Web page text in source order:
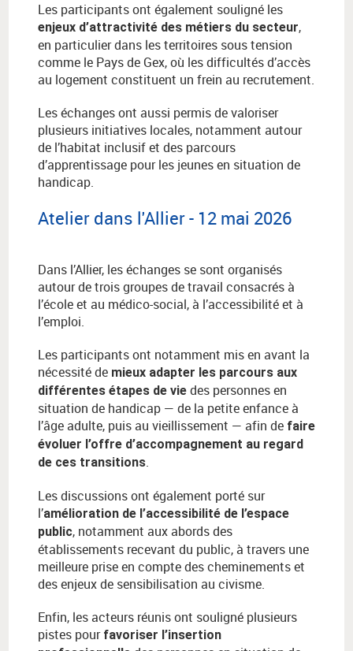
Les participants ont également souligné les
enjeux d’attractivité des métiers du secteur,
en particulier dans les territoires sous tension
comme le Pays de Gex, où les difficultés d’accès
au logement constituent un frein au recrutement.
Les échanges ont aussi permis de valoriser
plusieurs initiatives locales, notamment autour
de l’habitat inclusif et des parcours
d’apprentissage pour les jeunes en situation de
handicap.
Atelier dans l'Allier - 12 mai 2026
Dans l’Allier, les échanges se sont organisés
autour de trois groupes de travail consacrés à
l’école et au médico-social, à l’accessibilité et à
l’emploi.
Les participants ont notamment mis en avant la
nécessité de mieux adapter les parcours aux
différentes étapes de vie des personnes en
situation de handicap — de la petite enfance à
l’âge adulte, puis au vieillissement — afin de faire
évoluer l’offre d’accompagnement au regard
de ces transitions.
Les discussions ont également porté sur
l’amélioration de l’accessibilité de l’espace
public, notamment aux abords des
établissements recevant du public, à travers une
meilleure prise en compte des cheminements et
des enjeux de sensibilisation au civisme.
Enfin, les acteurs réunis ont souligné plusieurs
pistes pour favoriser l’insertion